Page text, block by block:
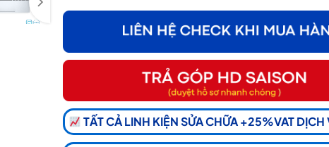
TẤT CẢ LINH KIỆN SỬA CHỮA +25%VAT DỊCH